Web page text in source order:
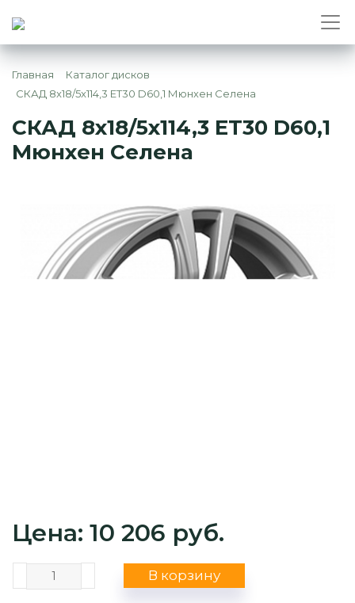
Главная
Каталог дисков
СКАД 8x18/5x114,3 ET30 D60,1 Мюнхен Селена
СКАД 8x18/5x114,3 ET30 D60,1
Мюнхен Селена
Цена: 10 206 руб.
В корзину